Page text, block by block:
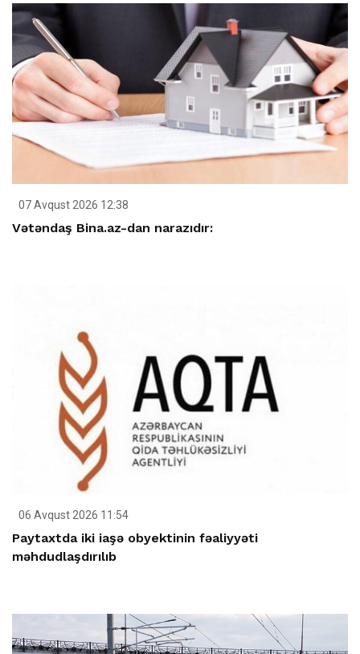
07 Avqust 2026 12:38
Vətəndaş Bina.az-dan narazıdır:
06 Avqust 2026 11:54
Paytaxtda iki iaşə obyektinin fəaliyyəti
məhdudlaşdırılıb